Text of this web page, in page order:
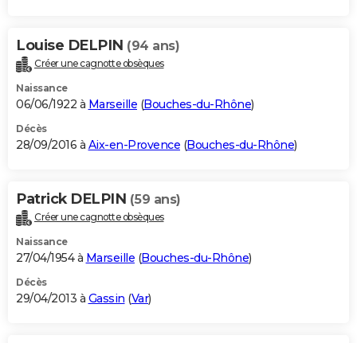
Louise DELPIN (94 ans)
Créer une cagnotte obsèques
Naissance
06/06/1922 à Marseille (Bouches-du-Rhône)
Décès
28/09/2016 à Aix-en-Provence (Bouches-du-Rhône)
Patrick DELPIN (59 ans)
Créer une cagnotte obsèques
Naissance
27/04/1954 à Marseille (Bouches-du-Rhône)
Décès
29/04/2013 à Gassin (Var)